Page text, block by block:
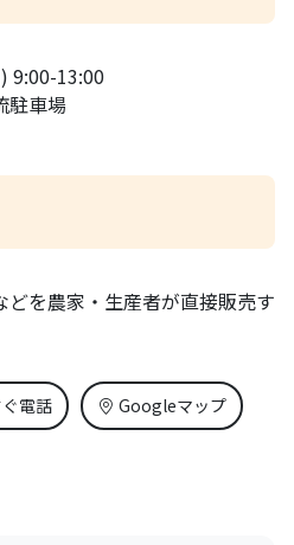
9:00-13:00
駐車場
を農家・生産者が直接販売す
電話 Googleマップ